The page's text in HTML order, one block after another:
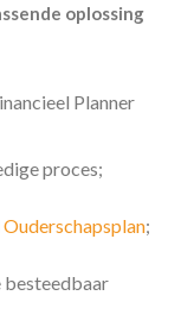
oplossing
Planner
proces;
Ouderschapsplan;
besteedbaar